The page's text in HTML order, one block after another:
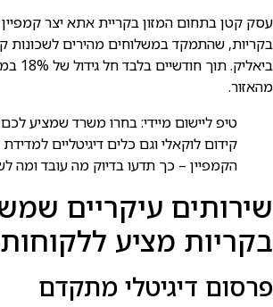
עסק קטן בתחום המזון בקריית אתא יצר
בקריות, שהתמקד במשלוחים מהירים לשכונות
ביאליק.
מהאזור.
טיפ ליישום מיידי: בחרו משרד שמציע
קידום לוקאלי וגם כלים דיגיטליים
הקמפיין – כך תדעו בדיוק מה עובד ומה
שירותים עיקריים
בקריות מציע
פרסום דיגיטלי מתקדם